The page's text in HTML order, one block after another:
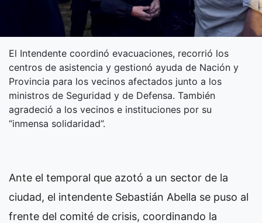
El Intendente coordinó evacuaciones, recorrió los
centros de asistencia y gestionó ayuda de Nación y
Provincia para los vecinos afectados junto a los
ministros de Seguridad y de Defensa. También
agradeció a los vecinos e instituciones por su
“inmensa solidaridad”.
Ante el temporal que azotó a un sector de la
ciudad, el intendente Sebastián Abella se puso al
frente del comité de crisis, coordinando la